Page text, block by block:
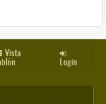
Vista
Login